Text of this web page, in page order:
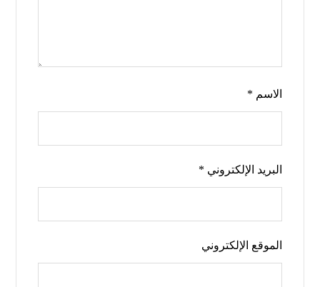
الاسم *
البريد الإلكتروني *
الموقع الإلكتروني